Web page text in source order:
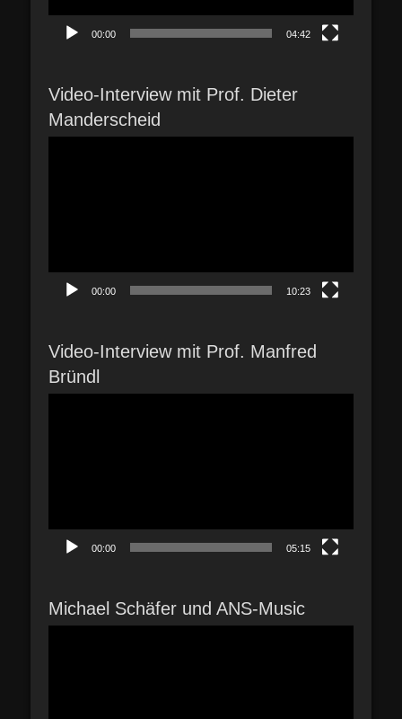
00:00 04:42
Video-Interview mit Prof. Dieter
Manderscheid
00:00 10:23
Video-Interview mit Prof. Manfred
Bründl
00:00 05:15
Michael Schäfer und ANS-Music